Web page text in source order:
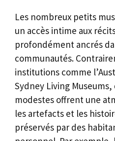
Les nombreux petits
un accès intime aux
profondément ancrés
communautés.
institutions comme
Sydney Living
modestes offrent une
les artefacts et les
préservés par des